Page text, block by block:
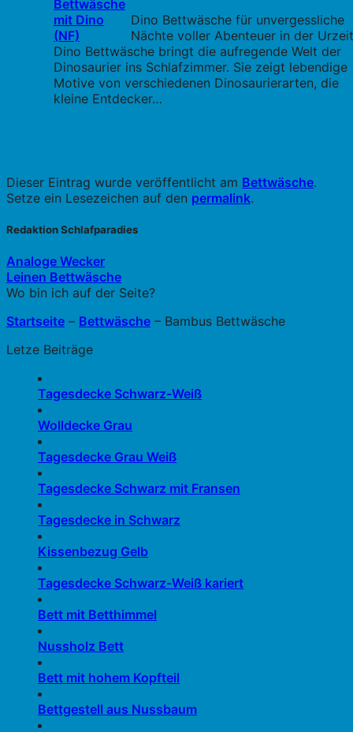
Dino Bettwäsche für unvergessliche
Nächte voller Abenteuer in der Urzeit
Dino Bettwäsche bringt die aufregende Welt der
Dinosaurier ins Schlafzimmer. Sie zeigt lebendige
Motive von verschiedenen Dinosaurierarten, die
kleine Entdecker…
Dieser Eintrag wurde veröffentlicht am Bettwäsche.
Setze ein Lesezeichen auf den permalink.
Redaktion Schlafparadies
Analoge Wecker
Leinen Bettwäsche
Wo bin ich auf der Seite?
Startseite – Bettwäsche – Bambus Bettwäsche
Letze Beiträge
Tagesdecke Schwarz-Weiß
Wolldecke Grau
Tagesdecke Grau Weiß
Tagesdecke Schwarz mit Fransen
Tagesdecke in Schwarz
Kissenbezug Gelb
Tagesdecke Schwarz-Weiß kariert
Bett mit Betthimmel
Nussholz Bett
Bett mit hohem Kopfteil
Bettgestell aus Nussbaum